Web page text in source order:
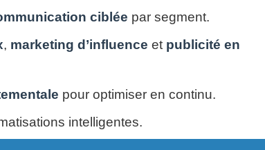
ciblée par segment.
, marketing d’influence et publicité en
pour optimiser en continu.
intelligentes.